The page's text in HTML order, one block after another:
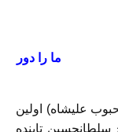
ما را دور
علیشاه) اولین
تابنده